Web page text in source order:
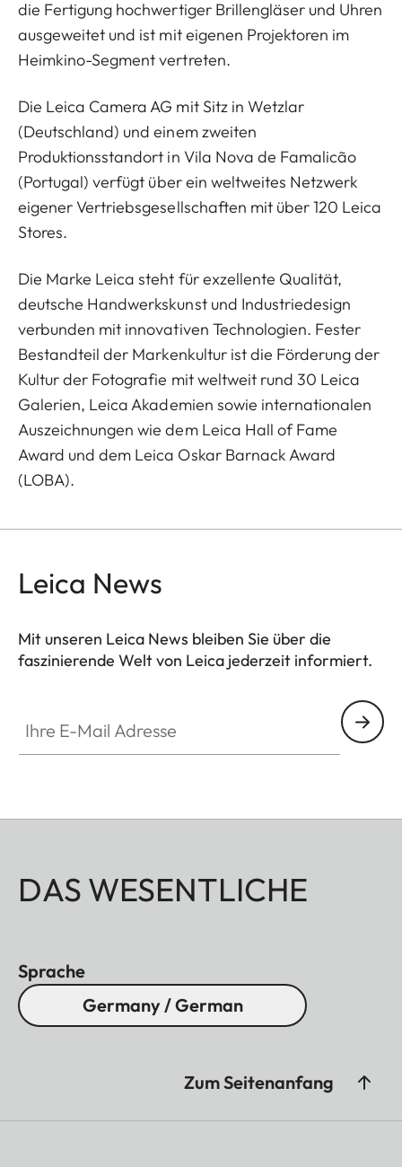
die Fertigung hochwertiger Brillengläser und Uhren
ausgeweitet und ist mit eigenen Projektoren im
Heimkino-Segment vertreten.
Die Leica Camera AG mit Sitz in Wetzlar
(Deutschland) und einem zweiten
Produktionsstandort in Vila Nova de Famalicão
(Portugal) verfügt über ein weltweites Netzwerk
eigener Vertriebsgesellschaften mit über 120 Leica
Stores.
Die Marke Leica steht für exzellente Qualität,
deutsche Handwerkskunst und Industriedesign
verbunden mit innovativen Technologien. Fester
Bestandteil der Markenkultur ist die Förderung der
Kultur der Fotografie mit weltweit rund 30 Leica
Galerien, Leica Akademien sowie internationalen
Auszeichnungen wie dem Leica Hall of Fame
Award und dem Leica Oskar Barnack Award
(LOBA).
Leica News
Mit unseren Leica News bleiben Sie über die
faszinierende Welt von Leica jederzeit informiert.
DAS WESENTLICHE
Sprache
Germany / German
Zum Seitenanfang